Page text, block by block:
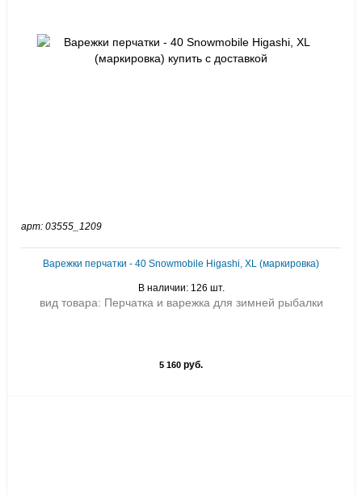
арт: 03555_1209
Варежки перчатки - 40 Snowmobile Higashi, XL (маркировка)
В наличии: 126 шт.
вид товара: Перчатка и варежка для зимней рыбалки
5 160 руб.